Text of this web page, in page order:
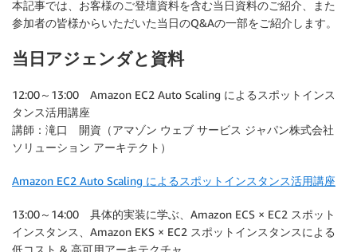
本記事では、お客様のご登壇資料を含む当日資料のご紹介、また
参加者の皆様からいただいた当日のQ&Aの一部をご紹介します。
当日アジェンダと資料
12:00～13:00 Amazon EC2 Auto Scaling によるスポットインス
タンス活用講座
講師：滝口 開資（アマゾン ウェブ サービス ジャパン株式会社
ソリューション アーキテクト）
Amazon EC2 Auto Scaling によるスポットインスタンス活用講座
13:00～14:00 具体的実装に学ぶ、Amazon ECS × EC2 スポット
インスタンス、Amazon EKS × EC2 スポットインスタンスによる
低コスト & 高可用アーキテクチャ